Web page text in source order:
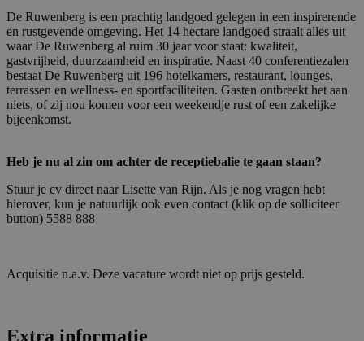
De Ruwenberg is een prachtig landgoed gelegen in een inspirerende
en rustgevende omgeving. Het 14 hectare landgoed straalt alles uit
waar De Ruwenberg al ruim 30 jaar voor staat: kwaliteit,
gastvrijheid, duurzaamheid en inspiratie. Naast 40 conferentiezalen
bestaat De Ruwenberg uit 196 hotelkamers, restaurant, lounges,
terrassen en wellness- en sportfaciliteiten. Gasten ontbreekt het aan
niets, of zij nou komen voor een weekendje rust of een zakelijke
bijeenkomst.
Heb je nu al zin om achter de receptiebalie te gaan staan?
Stuur je cv direct naar Lisette van Rijn. Als je nog vragen hebt
hierover, kun je natuurlijk ook even contact (klik op de solliciteer
button) 5588 888
Acquisitie n.a.v. Deze vacature wordt niet op prijs gesteld.
Extra informatie